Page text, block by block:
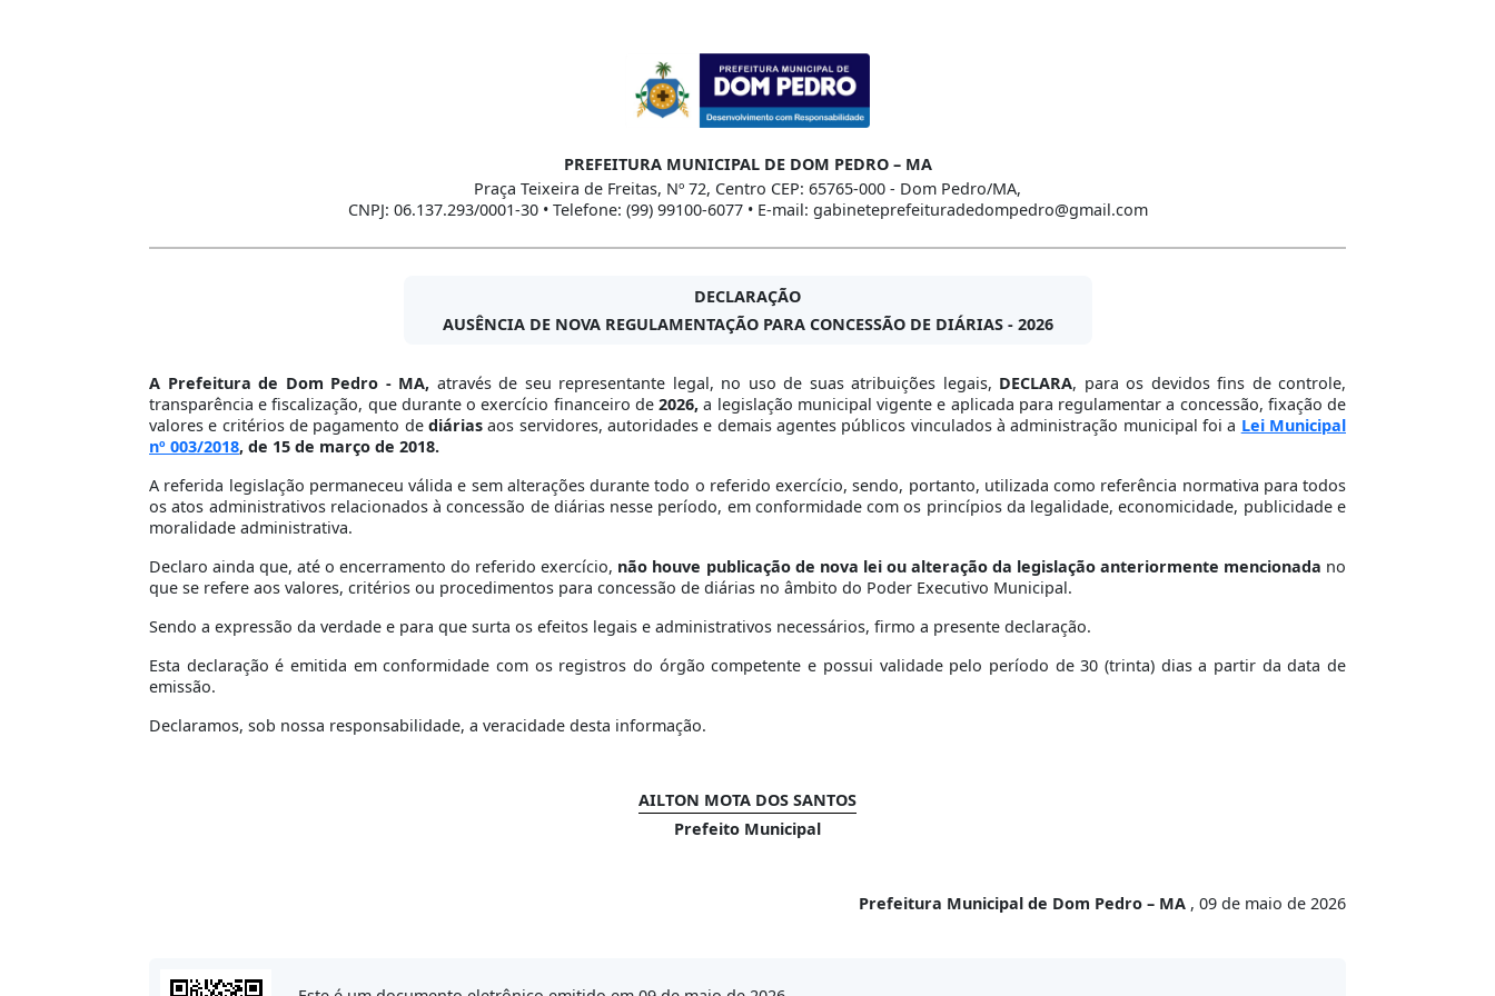
PREFEITURA MUNICIPAL DE DOM PEDRO – MA
Praça Teixeira de Freitas, Nº 72, Centro CEP: 65765-000 - Dom Pedro/MA,
CNPJ: 06.137.293/0001-30 • Telefone: (99) 99100-6077 • E-mail: gabineteprefeituradedompedro@gmail.com
DECLARAÇÃO
AUSÊNCIA DE NOVA REGULAMENTAÇÃO PARA CONCESSÃO DE DIÁRIAS - 2026
A Prefeitura de Dom Pedro - MA, através de seu representante legal, no uso de suas atribuições legais, DECLARA, para os devidos fins de controle,
transparência e fiscalização, que durante o exercício financeiro de2026, a legislação municipal vigente e aplicada para regulamentar a concessão, fixação de
valores e critérios de pagamento de diárias aos servidores, autoridades e demais agentes públicos vinculados à administração municipal foi a Lei Municipal
nº 003/2018, de 15 de março de 2018.
A referida legislação permaneceu válida e sem alterações durante todo o referido exercício, sendo, portanto, utilizada como referência normativa para todos
os atos administrativos relacionados à concessão de diárias nesse período, em conformidade com os princípios da legalidade, economicidade, publicidade e
moralidade administrativa.
Declaro ainda que, até o encerramento do referido exercício, não houve publicação de nova lei ou alteração da legislação anteriormente mencionada no
que se refere aos valores, critérios ou procedimentos para concessão de diárias no âmbito do Poder Executivo Municipal.
Sendo a expressão da verdade e para que surta os efeitos legais e administrativos necessários, firmo a presente declaração.
Esta declaração é emitida em conformidade com os registros do órgão competente e possui validade pelo período de 30 (trinta) dias a partir da data de
emissão.
Declaramos, sob nossa responsabilidade, a veracidade desta informação.
AILTON MOTA DOS SANTOS
Prefeito Municipal
Prefeitura Municipal de Dom Pedro – MA , 09 de maio de 2026